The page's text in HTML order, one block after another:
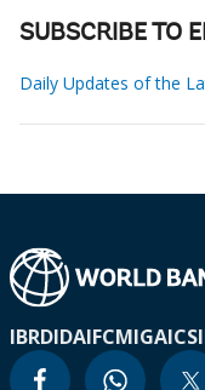
SUBSCRIBE TO
Daily Updates of the
IBRDIDAIFCMIGA